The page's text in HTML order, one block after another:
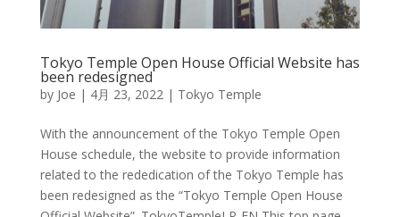
Tokyo Temple Open House Official Website has
been redesigned
by Joe | 4月 23, 2022| Tokyo Temple
With the announcement of the Tokyo Temple Open
House schedule, the website to provide information
related to the rededication of the Tokyo Temple has
been redesigned as the “Tokyo Temple Open House